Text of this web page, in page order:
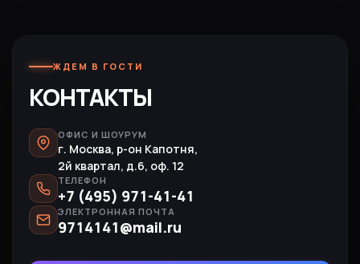
ЖДЕМ В ГОСТИ
КОНТАКТЫ
ОФИС И ШОУРУМ
г. Москва, р-он Капотня,
2й квартал, д.6, оф. 12
ТЕЛЕФОН
+7 (495) 971-41-41
ЭЛЕКТРОННАЯ ПОЧТА
9714141@mail.ru